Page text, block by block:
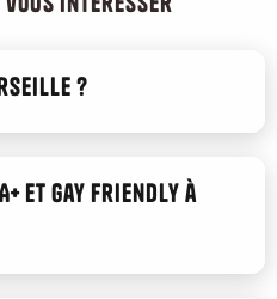
?
et gay friendly à